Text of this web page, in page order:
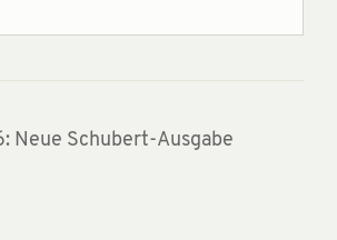
Schubert-Ausgabe